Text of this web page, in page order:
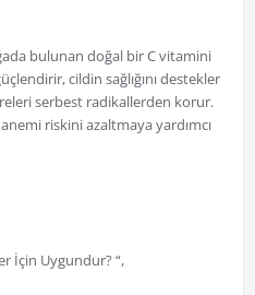
bulunan doğal bir C vitamini
cildin sağlığını destekler
serbest radikallerden korur.
riskini azaltmaya yardımcı
İçin Uygundur? “,